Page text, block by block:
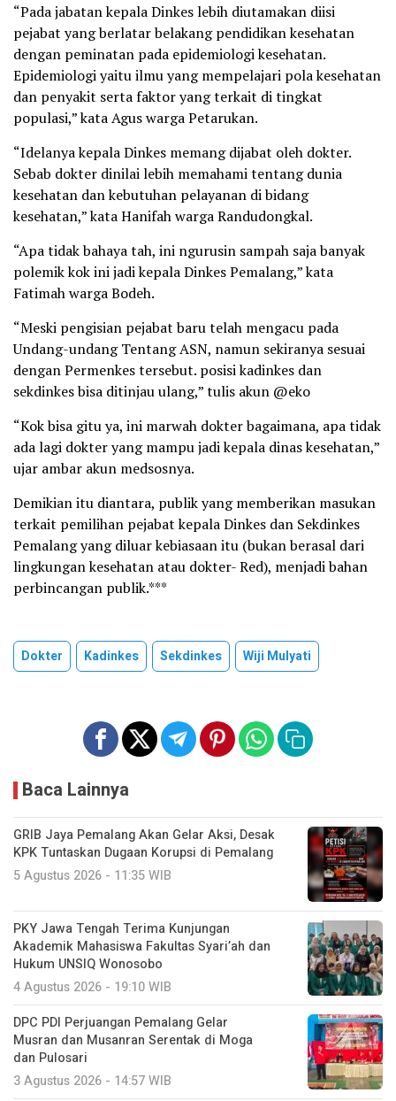
“Pada jabatan kepala Dinkes lebih diutamakan diisi
pejabat yang berlatar belakang pendidikan kesehatan
dengan peminatan pada epidemiologi kesehatan.
Epidemiologi yaitu ilmu yang mempelajari pola kesehatan
dan penyakit serta faktor yang terkait di tingkat
populasi,” kata Agus warga Petarukan.
“Idelanya kepala Dinkes memang dijabat oleh dokter.
Sebab dokter dinilai lebih memahami tentang dunia
kesehatan dan kebutuhan pelayanan di bidang
kesehatan,” kata Hanifah warga Randudongkal.
“Apa tidak bahaya tah, ini ngurusin sampah saja banyak
polemik kok ini jadi kepala Dinkes Pemalang,” kata
Fatimah warga Bodeh.
“Meski pengisian pejabat baru telah mengacu pada
Undang-undang Tentang ASN, namun sekiranya sesuai
dengan Permenkes tersebut. posisi kadinkes dan
sekdinkes bisa ditinjau ulang,” tulis akun @eko
“Kok bisa gitu ya, ini marwah dokter bagaimana, apa tidak
ada lagi dokter yang mampu jadi kepala dinas kesehatan,”
ujar ambar akun medsosnya.
Demikian itu diantara, publik yang memberikan masukan
terkait pemilihan pejabat kepala Dinkes dan Sekdinkes
Pemalang yang diluar kebiasaan itu (bukan berasal dari
lingkungan kesehatan atau dokter- Red), menjadi bahan
perbincangan publik.***
Dokter Kadinkes Sekdinkes Wiji Mulyati
Baca Lainnya
GRIB Jaya Pemalang Akan Gelar Aksi, Desak
KPK Tuntaskan Dugaan Korupsi di Pemalang
5 Agustus 2026 - 11:35 WIB
PKY Jawa Tengah Terima Kunjungan
Akademik Mahasiswa Fakultas Syari’ah dan
Hukum UNSIQ Wonosobo
4 Agustus 2026 - 19:10 WIB
DPC PDI Perjuangan Pemalang Gelar
Musran dan Musanran Serentak di Moga
dan Pulosari
3 Agustus 2026 - 14:57 WIB